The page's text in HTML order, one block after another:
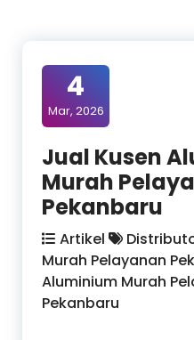
4
Mar, 2026
Jual Kusen
Murah
Pekanbaru
Artikel
Murah Pelayanan
Aluminium Murah
Pekanbaru